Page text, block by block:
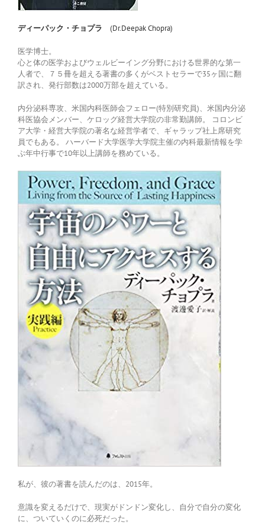
ディーパック・チョプラ (Dr.Deepak Chopra)
医学博士。
心と体の医学およびウェルビーイング分野における世界的な第一
人者で、７５冊を超える著書の多くがベストセラーで35ヶ国に翻
訳され、発行部数は2000万部を超えている。
内分泌科専攻、米国内科医師会フェロー(特別研究員)、米国内分泌
科医協会メンバー、ケロッグ経営大学院の非常勤講師。 コロンビ
ア大学・経営大学院の著名な経営学者で、ギャラップ社上席研究
員でもある。 ハーバード大学医学大学院主催の内科最新情報を学
ぶ年中行事で10年以上講師を務めている。
私が、彼の著書を読んだのは、2015年。
意識を変えるだけで、現実がドンドン変化し、自分で自分の変化
に、ついていくのに必死だった。